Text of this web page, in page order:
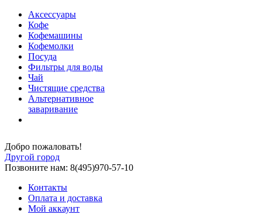
Аксессуары
Кофе
Кофемашины
Кофемолки
Посуда
Фильтры для воды
Чай
Чистящие средства
Альтернативное
заваривание
Добро пожаловать!
Другой город
Позвоните нам: 8(495)970-57-10
Контакты
Оплата и доставка
Мой аккаунт